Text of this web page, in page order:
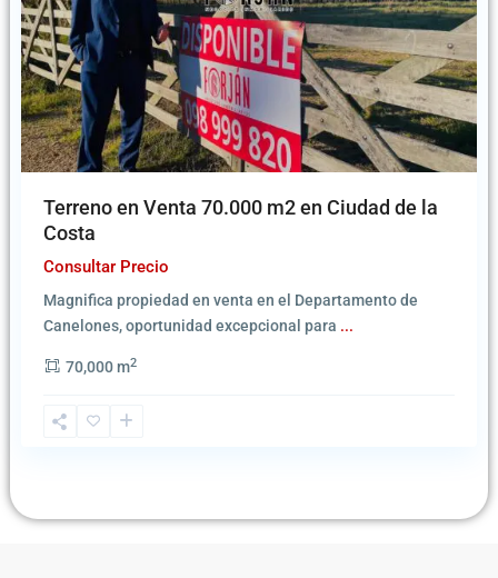
Terreno en Venta 70.000 m2 en Ciudad de la
Costa
Consultar Precio
Magnifica propiedad en venta en el Departamento de
Canelones, oportunidad excepcional para ...
70,000 m2